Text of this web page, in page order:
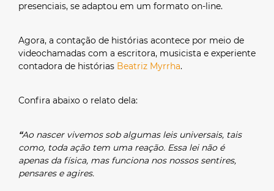
presenciais, se adaptou em um formato on-line.
Agora, a contação de histórias acontece por meio de
videochamadas com a escritora, musicista e experiente
contadora de histórias Beatriz Myrrha.
Confira abaixo o relato dela:
“Ao nascer vivemos sob algumas leis universais, tais
como, toda ação tem uma reação. Essa lei não é
apenas da física, mas funciona nos nossos sentires,
pensares e agires.